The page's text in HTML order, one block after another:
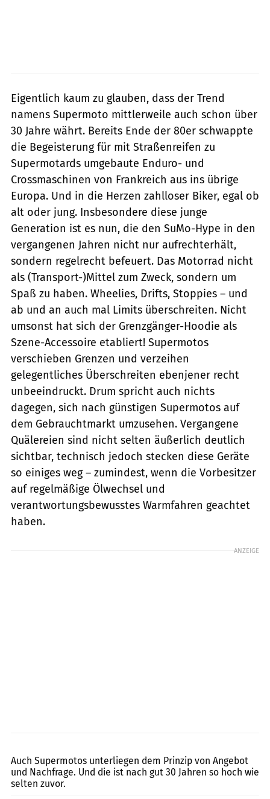
Eigentlich kaum zu glauben, dass der Trend
namens Supermoto mittlerweile auch schon über
30 Jahre währt. Bereits Ende der 80er schwappte
die Begeisterung für mit Straßenreifen zu
Supermotards umgebaute Enduro- und
Crossmaschinen von Frankreich aus ins übrige
Europa. Und in die Herzen zahlloser Biker, egal ob
alt oder jung. Insbesondere diese junge
Generation ist es nun, die den SuMo-Hype in den
vergangenen Jahren nicht nur aufrechterhält,
sondern regelrecht befeuert. Das Motorrad nicht
als (Transport-)Mittel zum Zweck, sondern um
Spaß zu haben. Wheelies, Drifts, Stoppies – und
ab und an auch mal Limits überschreiten. Nicht
umsonst hat sich der Grenzgänger-Hoodie als
Szene-Accessoire etabliert! Supermotos
verschieben Grenzen und verzeihen
gelegentliches Überschreiten ebenjener recht
unbeeindruckt. Drum spricht auch nichts
dagegen, sich nach günstigen Supermotos auf
dem Gebrauchtmarkt umzusehen. Vergangene
Quälereien sind nicht selten äußerlich deutlich
sichtbar, technisch jedoch stecken diese Geräte
so einiges weg – zumindest, wenn die Vorbesitzer
auf regelmäßige Ölwechsel und
verantwortungsbewusstes Warmfahren geachtet
haben.
ANZEIGE
Auch Supermotos unterliegen dem Prinzip von Angebot
und Nachfrage. Und die ist nach gut 30 Jahren so hoch wie
selten zuvor.